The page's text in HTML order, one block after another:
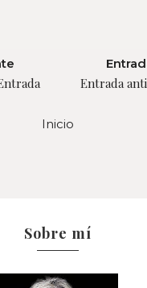
Entrada
Inicio
Sobre mí